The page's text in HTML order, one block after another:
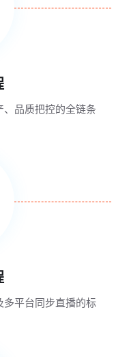
品质把控的全链条
平台同步直播的标